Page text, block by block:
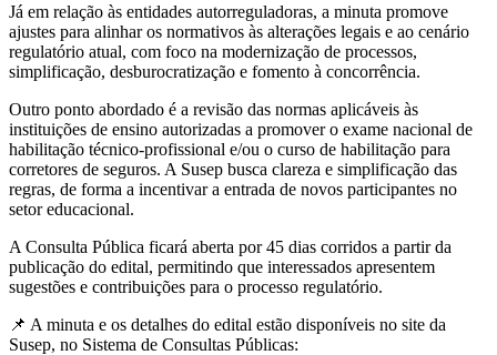
Já em relação às entidades autorreguladoras, a minuta promove
ajustes para alinhar os normativos às alterações legais e ao cenário
regulatório atual, com foco na modernização de processos,
simplificação, desburocratização e fomento à concorrência.
Outro ponto abordado é a revisão das normas aplicáveis às
instituições de ensino autorizadas a promover o exame nacional de
habilitação técnico-profissional e/ou o curso de habilitação para
corretores de seguros. A Susep busca clareza e simplificação das
regras, de forma a incentivar a entrada de novos participantes no
setor educacional.
A Consulta Pública ficará aberta por 45 dias corridos a partir da
publicação do edital, permitindo que interessados apresentem
sugestões e contribuições para o processo regulatório.
📌 A minuta e os detalhes do edital estão disponíveis no site da
Susep, no Sistema de Consultas Públicas: